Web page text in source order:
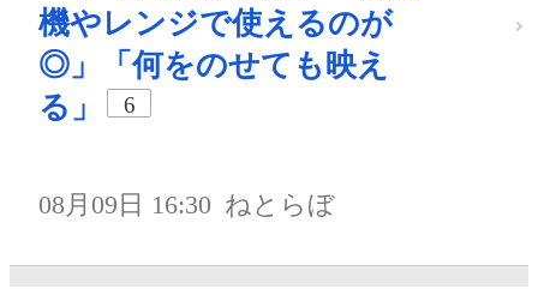
機やレンジで使えるのが
◎」「何をのせても映え
る」
6
08月09日 16:30 ねとらぼ